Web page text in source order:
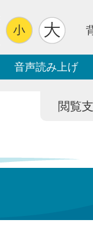
音声読み上げ
閲覧